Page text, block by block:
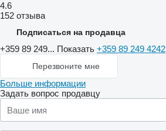
4.6
152 отзыва
Подписаться на продавца
+359 89 249... Показать +359 89 249 4242
Перезвоните мне
Больше информации
Задать вопрос продавцу